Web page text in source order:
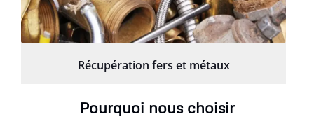
Récupération fers et métaux
Pourquoi nous choisir